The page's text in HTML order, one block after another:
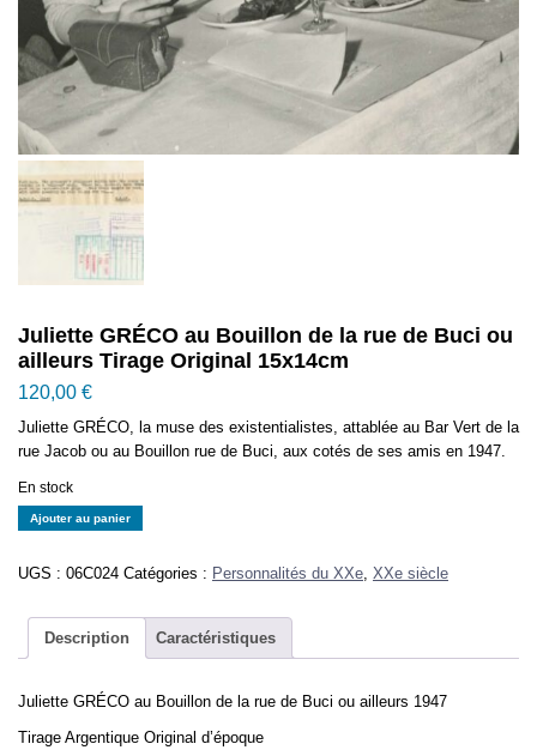
Juliette GRÉCO au Bouillon de la rue de Buci ou
ailleurs Tirage Original 15x14cm
120,00 €
Juliette GRÉCO, la muse des existentialistes, attablée au Bar Vert de la
rue Jacob ou au Bouillon rue de Buci, aux cotés de ses amis en 1947.
En stock
quantité
Juliette
Bouillon
de
rue
de
Ajouter au panier
UGS : 06C024 Catégories : Personnalités du XXe, XXe siècle
Description Caractéristiques
Juliette GRÉCO au Bouillon de la rue de Buci ou ailleurs 1947
Tirage Argentique Original d’époque